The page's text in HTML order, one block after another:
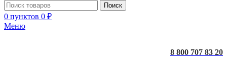
Поиск
0 пунктов 0 ₽
Меню
8 800 707 83 20